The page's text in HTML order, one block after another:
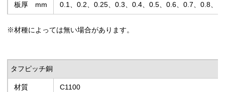
板厚 mm 0.1、0.2、0.25、0.3、0.4、0.5、0.6、0.7、0.8、
※材種によっては無い場合があります。
タフピッチ銅
材質 C1100